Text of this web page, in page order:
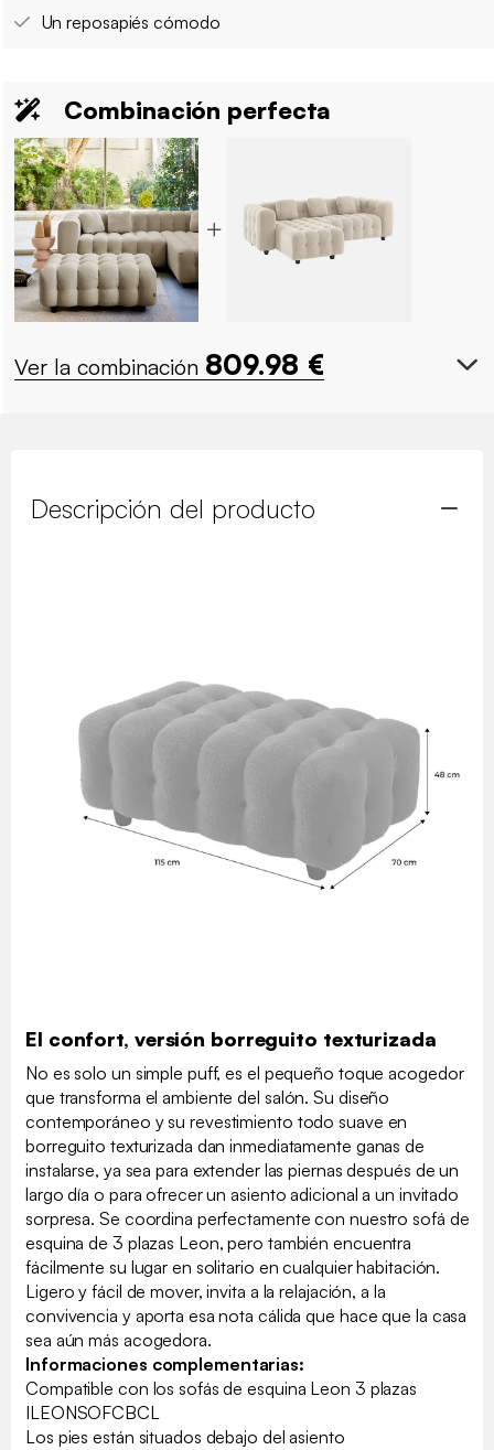
Un reposapiés cómodo
Combinación perfecta
Ver la combinación 809.98 €
Descripción del producto
El confort, versión borreguito texturizada
No es solo un simple puff, es el pequeño toque acogedor
que transforma el ambiente del salón. Su diseño
contemporáneo y su revestimiento todo suave en
borreguito texturizada dan inmediatamente ganas de
instalarse, ya sea para extender las piernas después de un
largo día o para ofrecer un asiento adicional a un invitado
sorpresa. Se coordina perfectamente con nuestro sofá de
esquina de 3 plazas Leon, pero también encuentra
fácilmente su lugar en solitario en cualquier habitación.
Ligero y fácil de mover, invita a la relajación, a la
convivencia y aporta esa nota cálida que hace que la casa
sea aún más acogedora.
Informaciones complementarias:
Compatible con los sofás de esquina Leon 3 plazas
ILEONSOFCBCL
Los pies están situados debajo del asiento